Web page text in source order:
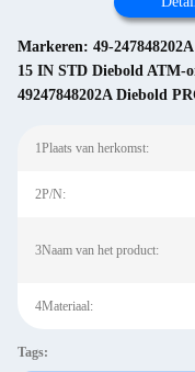
Markeren: 49-
15 IN STD Diebold ATM-
49247848202A Diebold
1Plaats van herkomst:
2P/N:
3Naam van het product:
4Materiaal:
Tags: